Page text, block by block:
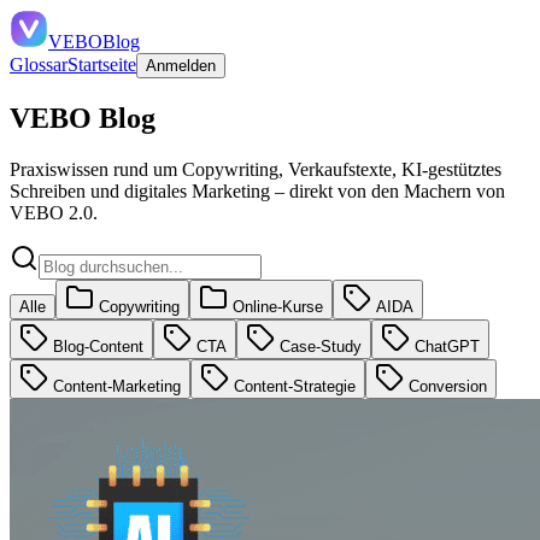
VEBOBlog
GlossarStartseite Anmelden
VEBO Blog
Praxiswissen rund um Copywriting, Verkaufstexte, KI-gestütztes
Schreiben und digitales Marketing – direkt von den Machern von
VEBO 2.0.
Alle Copywriting Online-Kurse AIDA
Blog-Content CTA Case-Study ChatGPT
Content-Marketing Content-Strategie Conversion